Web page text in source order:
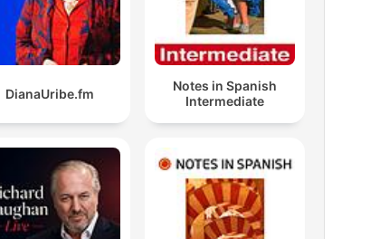
DianaUribe.fm
Notes in Spanish
Intermediate